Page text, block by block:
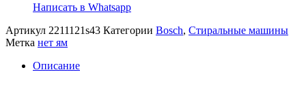
Написать в Whatsapp
Артикул 2211121s43 Категории Bosch, Стиральные машины
Метка нет ям
Описание